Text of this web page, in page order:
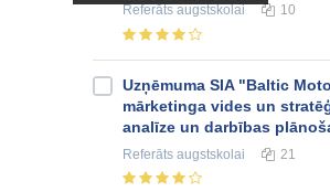
Referātsaugstskolai 10
Uzņēmuma SIA "Baltic
mārketinga vides un
analīze un darbības
Referāts augstskolai 21